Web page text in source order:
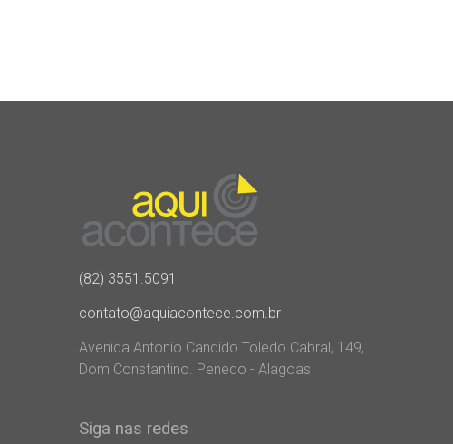
(82) 3551.5091
contato@aquiacontece.com.br
Avenida Antonio Candido Toledo Cabral, 149,
Dom Constantino. Penedo - Alagoas
Siga nas redes